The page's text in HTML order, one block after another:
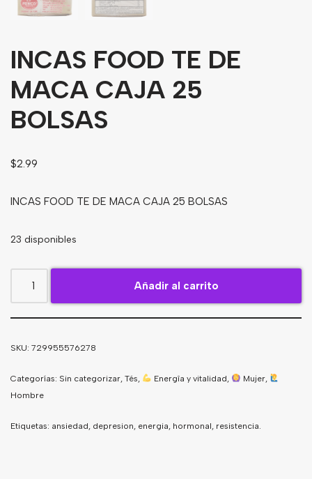
Tés
INCAS FOOD TE DE
MACA CAJA 25
BOLSAS
$2.99
INCAS FOOD TE DE MACA CAJA 25 BOLSAS
23 disponibles
Añadir al carrito
SKU: 729955576278
Categorías: Sin categorizar Tés Energîa y vitalidad Mujer,
Hombre
Etiquetas: ansiedad depresion energia hormonal resistencia.